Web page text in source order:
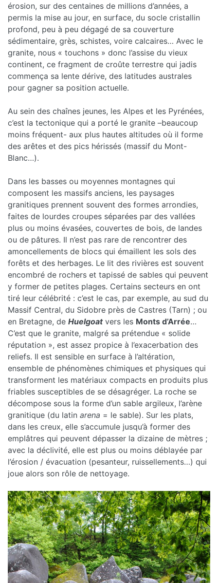
érosion, sur des centaines de millions d’années, a
permis la mise au jour, en surface, du socle cristallin
profond, peu à peu dégagé de sa couverture
sédimentaire, grès, schistes, voire calcaires… Avec le
granite, nous « touchons » donc l’assise du vieux
continent, ce fragment de croûte terrestre qui jadis
commença sa lente dérive, des latitudes australes
pour gagner sa position actuelle.
Au sein des chaînes jeunes, les Alpes et les Pyrénées,
c’est la tectonique qui a porté le granite –beaucoup
moins fréquent- aux plus hautes altitudes où il forme
des arêtes et des pics hérissés (massif du Mont-
Blanc…).
Dans les basses ou moyennes montagnes qui
composent les massifs anciens, les paysages
granitiques prennent souvent des formes arrondies,
faites de lourdes croupes séparées par des vallées
plus ou moins évasées, couvertes de bois, de landes
ou de pâtures. Il n’est pas rare de rencontrer des
amoncellements de blocs qui émaillent les sols des
forêts et des herbages. Le lit des rivières est souvent
encombré de rochers et tapissé de sables qui peuvent
y former de petites plages. Certains secteurs en ont
tiré leur célébrité : c’est le cas, par exemple, au sud du
Massif Central, du Sidobre près de Castres (Tarn) ; ou
en Bretagne, de Huelgoatvers les Monts d’Arrée…
C’est que le granite, malgré sa prétendue « solide
réputation », est assez propice à l’exacerbation des
reliefs. Il est sensible en surface à l’altération,
ensemble de phénomènes chimiques et physiques qui
transforment les matériaux compacts en produits plus
friables susceptibles de se désagréger. La roche se
décompose sous la forme d’un sable argileux, l’arène
granitique (du latin arena = le sable). Sur les plats,
dans les creux, elle s’accumule jusqu’à former des
emplâtres qui peuvent dépasser la dizaine de mètres ;
avec la déclivité, elle est plus ou moins déblayée par
l’érosion / évacuation (pesanteur, ruissellements…) qui
joue alors son rôle de nettoyage.